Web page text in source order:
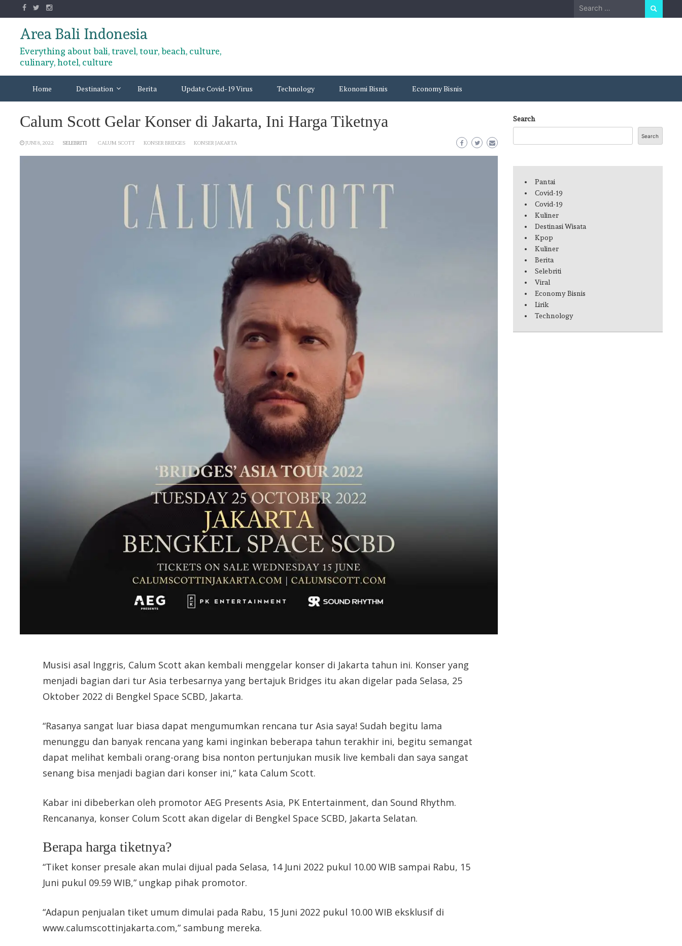
to
content
Search
for:
Area Bali Indonesia
Everything about bali, travel, tour, beach, culture,
culinary, hotel, culture
Home Destination Berita Update Covid-19 Virus Technology Ekonomi Bisnis Economy Bisnis
Calum Scott Gelar Konser di Jakarta, Ini Harga Tiketnya
JUNI 8, 2022 SELEBRITI CALUM SCOTT KONSER BRIDGES KONSER JAKARTA
Musisi asal Inggris, Calum Scott akan kembali menggelar konser di Jakarta tahun ini. Konser yang
menjadi bagian dari tur Asia terbesarnya yang bertajuk Bridges itu akan digelar pada Selasa, 25
Oktober 2022 di Bengkel Space SCBD, Jakarta.
“Rasanya sangat luar biasa dapat mengumumkan rencana tur Asia saya! Sudah begitu lama
menunggu dan banyak rencana yang kami inginkan beberapa tahun terakhir ini, begitu semangat
dapat melihat kembali orang-orang bisa nonton pertunjukan musik live kembali dan saya sangat
senang bisa menjadi bagian dari konser ini,” kata Calum Scott.
Kabar ini dibeberkan oleh promotor AEG Presents Asia, PK Entertainment, dan Sound Rhythm.
Rencananya, konser Colum Scott akan digelar di Bengkel Space SCBD, Jakarta Selatan.
Berapa harga tiketnya?
“Tiket konser presale akan mulai dijual pada Selasa, 14 Juni 2022 pukul 10.00 WIB sampai Rabu, 15
Juni pukul 09.59 WIB,” ungkap pihak promotor.
“Adapun penjualan tiket umum dimulai pada Rabu, 15 Juni 2022 pukul 10.00 WIB eksklusif di
www.calumscottinjakarta.com,” sambung mereka.
Search
Search
Pantai
Covid-19
Covid-19
Kuliner
Destinasi Wisata
Kpop
Kuliner
Berita
Selebriti
Viral
Economy Bisnis
Lirik
Technology